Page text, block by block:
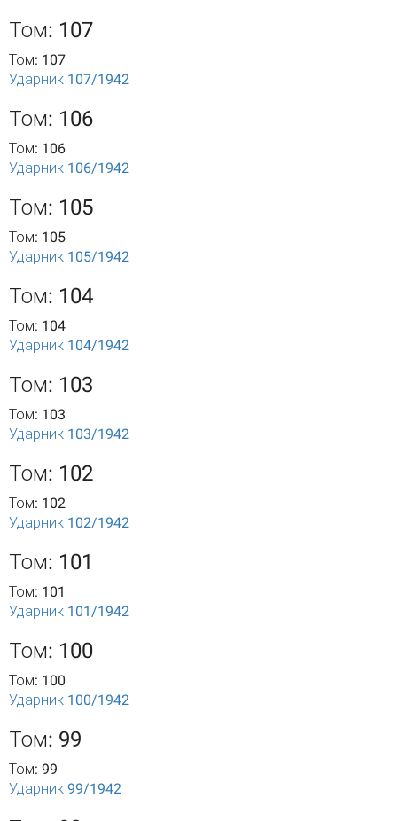
Том: 107
Том: 107
Ударник 107/1942
Том: 106
Том: 106
Ударник 106/1942
Том: 105
Том: 105
Ударник 105/1942
Том: 104
Том: 104
Ударник 104/1942
Том: 103
Том: 103
Ударник 103/1942
Том: 102
Том: 102
Ударник 102/1942
Том: 101
Том: 101
Ударник 101/1942
Том: 100
Том: 100
Ударник 100/1942
Том: 99
Том: 99
Ударник 99/1942